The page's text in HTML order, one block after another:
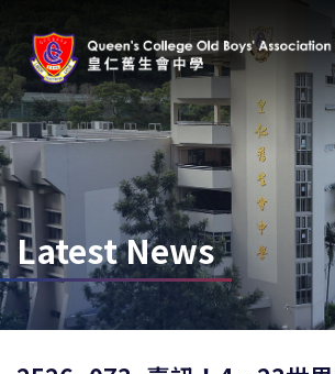
Latest News